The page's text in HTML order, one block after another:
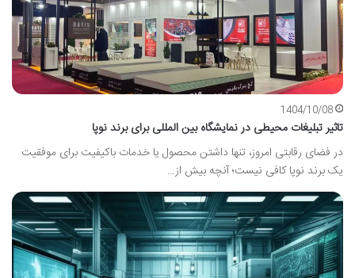
1404/10/08
تاثیر تبلیغات محیطی در نمایشگاه بین المللی برای برند نوپا
در فضای رقابتی امروز، تنها داشتن محصول یا خدمات باکیفیت برای موفقیت
یک برند نوپا کافی نیست؛ آنچه بیش از…